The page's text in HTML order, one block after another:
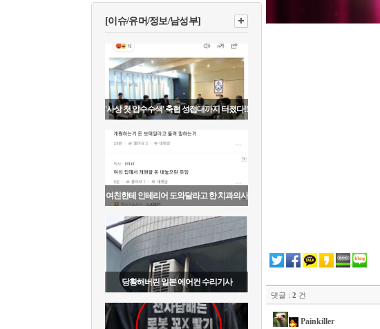
[이슈/유머/정보/남성부]
'사상 첫 압수수색' 축협 성접대까지 터졌다!!
여친한테 인테리어 도와달라고 한 치과의사
당황해버린 일본 에어컨 수리기사
댓글 : 2 건
Painkiller